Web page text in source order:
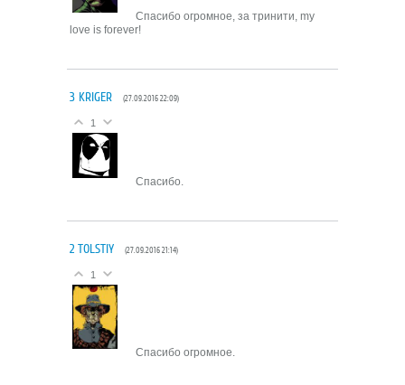
Спасибо огромное, за тринити, my
love is forever!
3 KRIGER (27.09.2016 22:09)
1
Спасибо.
2 TOLSTIY (27.09.2016 21:14)
1
Спасибо огромное.